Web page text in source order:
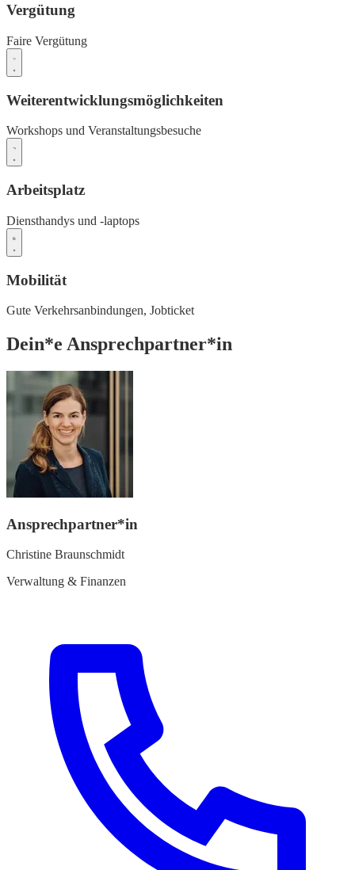
Vergütung
Faire Vergütung
Weiterentwicklungsmöglichkeiten
Workshops und Veranstaltungsbesuche
Arbeitsplatz
Diensthandys und -laptops
Mobilität
Gute Verkehrsanbindungen, Jobticket
Dein*e Ansprechpartner*in
Ansprechpartner*in
Christine Braunschmidt
Verwaltung & Finanzen